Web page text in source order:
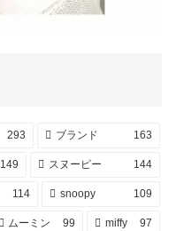
293 ブランド 163
149 スヌーピー 144
114 snoopy 109
ムーミン 99 miffy 97